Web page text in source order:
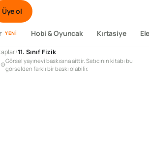
Üye ol
YENI Hobi & Oyuncak Kırtasiye
/11. Sınıf Fizik
Görsel yayınevi baskısına aittir. Satıcının kitabı bu
görselden farklı bir baskı olabilir.